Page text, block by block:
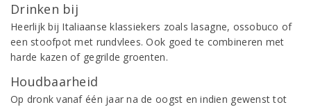
Drinken bij
Heerlijk bij Italiaanse klassiekers zoals lasagne, ossobuco of
een stoofpot met rundvlees. Ook goed te combineren met
harde kazen of gegrilde groenten.
Houdbaarheid
Op dronk vanaf één jaar na de oogst en indien gewenst tot